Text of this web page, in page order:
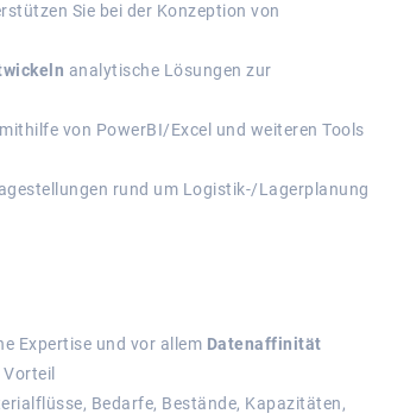
Sie bei der Konzeption von
analytische Lösungen zur
von PowerBI/Excel und weiteren Tools
rund um Logistik-/Lagerplanung
Expertise und vor allem Datenaffinität
Bedarfe, Bestände, Kapazitäten,